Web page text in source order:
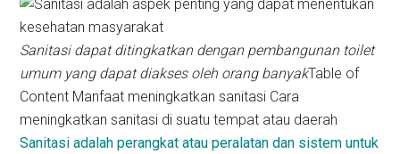
Sanitasi dapat ditingkatkan dengan pembangunan toilet
umum yang dapat diakses oleh orang banyakTable of
Content Manfaat meningkatkan sanitasi Cara
meningkatkan sanitasi di suatu tempat atau daerah
Sanitasi adalah perangkat atau peralatan dan sistem untuk